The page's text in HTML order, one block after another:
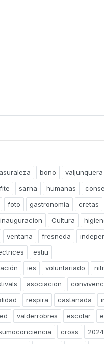
bono valjunquera
fite sarna humanas
foto gastronomia cretas
inauguracion Cultura
ventana fresneda
estiu
ies voluntariado
asociacion
respira castañada
valderrobres escolar
cross
2024